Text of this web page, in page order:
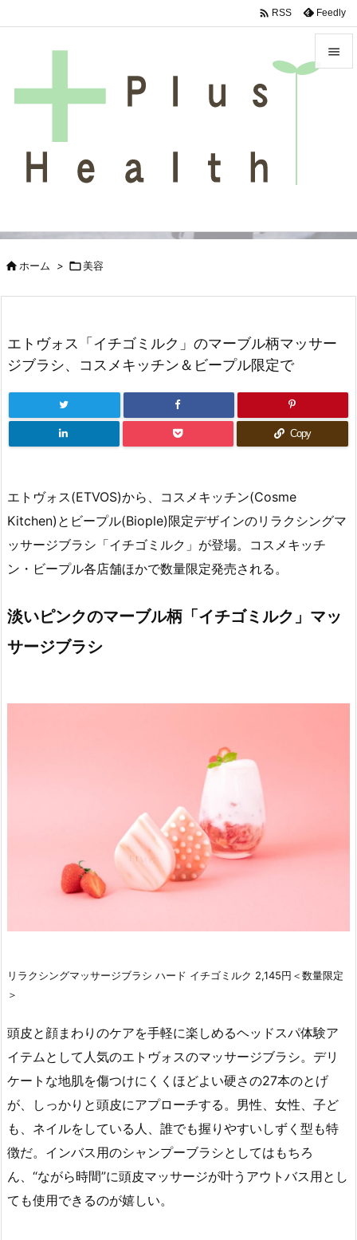

 RSS Feedly
ホーム > 美容
エトヴォス「イチゴミルク」のマーブル柄マッサー
ジブラシ、コスメキッチン＆ビープル限定で
Copy
エトヴォス(ETVOS)から、コスメキッチン(Cosme
Kitchen)とビープル(Biople)限定デザインのリラクシングマ
ッサージブラシ「イチゴミルク」が登場。コスメキッチ
ン・ビープル各店舗ほかで数量限定発売される。
淡いピンクのマーブル柄「イチゴミルク」マッ
サージブラシ
リラクシングマッサージブラシ ハード イチゴミルク 2,145円＜数量限定
＞
頭皮と顔まわりのケアを手軽に楽しめるヘッドスパ体験ア
イテムとして人気のエトヴォスのマッサージブラシ。デリ
ケートな地肌を傷つけにくくほどよい硬さの27本のとげ
が、しっかりと頭皮にアプローチする。男性、女性、子ど
も、ネイルをしている人、誰でも握りやすいしずく型も特
徴だ。インバス用のシャンプーブラシとしてはもちろ
ん、“ながら時間”に頭皮マッサージが叶うアウトバス用とし
ても使用できるのが嬉しい。